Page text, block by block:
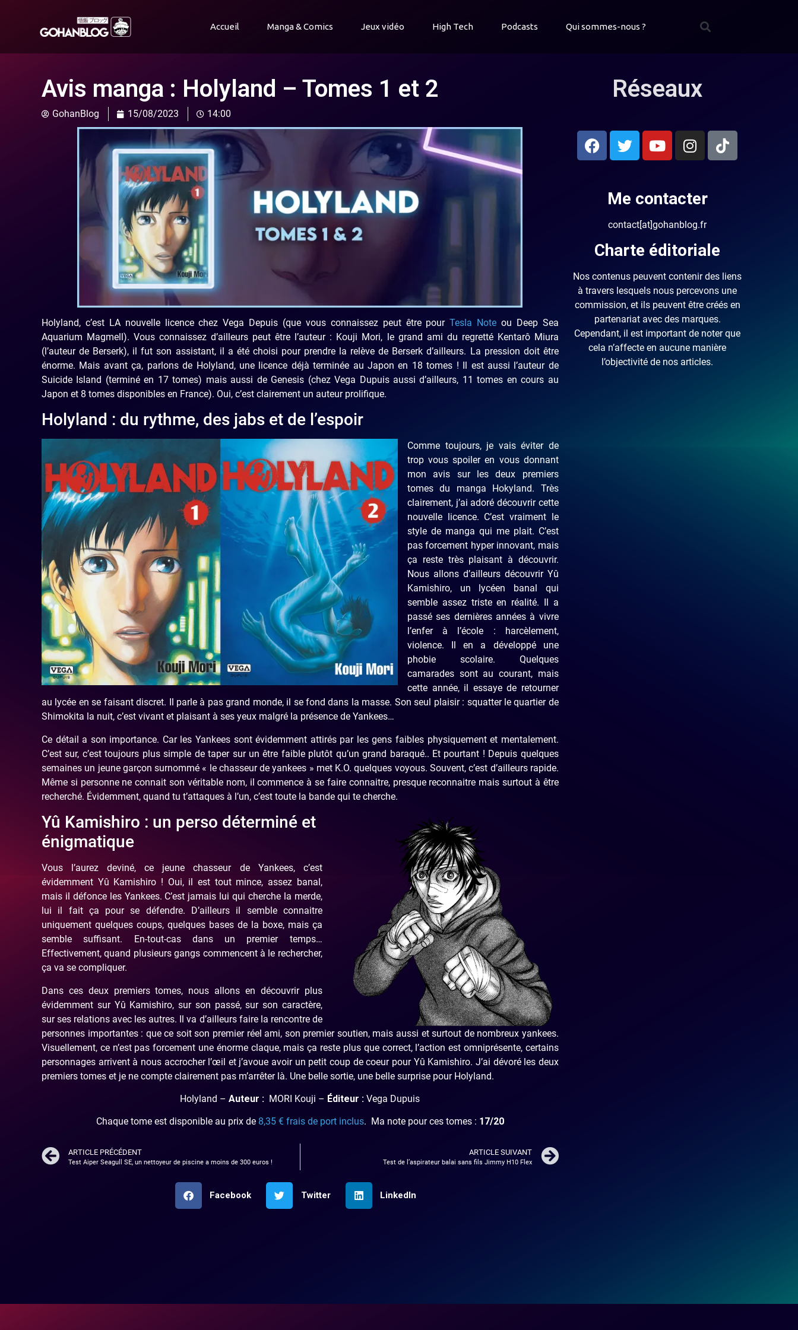
Accueil Manga & Comics Jeux vidéo High Tech Podcasts Qui sommes-nous ?
Avis manga : Holyland – Tomes 1 et 2
GohanBlog 15/08/2023 14:00
Holyland, c’est LA nouvelle licence chez Vega Depuis (que vous connaissez peut être pourTesla Note ou Deep Sea
Aquarium Magmell). Vous connaissez d’ailleurs peut être l’auteur : Kouji Mori, le grand ami du regretté Kentarô Miura
(l’auteur de Berserk), il fut son assistant, il a été choisi pour prendre la relève de Berserk d’ailleurs. La pression doit être
énorme. Mais avant ça, parlons de Holyland, une licence déjà terminée au Japon en 18 tomes ! Il est aussi l’auteur de
Suicide Island (terminé en 17 tomes) mais aussi de Genesis (chez Vega Dupuis aussi d’ailleurs, 11 tomes en cours au
Japon et 8 tomes disponibles en France). Oui, c’est clairement un auteur prolifique.
Holyland : du rythme, des jabs et de l’espoir
Comme toujours, je vais éviter de
trop vous spoiler en vous donnant
mon avis sur les deux premiers
tomes du manga Hokyland. Très
clairement, j’ai adoré découvrir cette
nouvelle licence. C’est vraiment le
style de manga qui me plait. C’est
pas forcement hyper innovant, mais
ça reste très plaisant à découvrir.
Nous allons d’ailleurs découvrir Yû
Kamishiro, un lycéen banal qui
semble assez triste en réalité. Il a
passé ses dernières années à vivre
l’enfer à l’école : harcèlement,
violence. Il en a développé une
phobie scolaire. Quelques
camarades sont au courant, mais
cette année, il essaye de retourner
au lycée en se faisant discret. Il parle à pas grand monde, il se fond dans la masse. Son seul plaisir : squatter le quartier de
Shimokita la nuit, c’est vivant et plaisant à ses yeux malgré la présence de Yankees…
Ce détail a son importance. Car les Yankees sont évidemment attirés par les gens faibles physiquement et mentalement.
C’est sur, c’est toujours plus simple de taper sur un être faible plutôt qu’un grand baraqué.. Et pourtant ! Depuis quelques
semaines un jeune garçon surnommé « le chasseur de yankees » met K.O. quelques voyous. Souvent, c’est d’ailleurs rapide.
Même si personne ne connait son véritable nom, il commence à se faire connaitre, presque reconnaitre mais surtout à être
recherché. Évidemment, quand tu t’attaques à l’un, c’est toute la bande qui te cherche.
Yû Kamishiro : un perso déterminé et
énigmatique
Vous l’aurez deviné, ce jeune chasseur de Yankees, c’est
évidemment Yû Kamishiro ! Oui, il est tout mince, assez banal,
mais il défonce les Yankees. C’est jamais lui qui cherche la merde,
lui il fait ça pour se défendre. D’ailleurs il semble connaitre
uniquement quelques coups, quelques bases de la boxe, mais ça
semble suffisant. En-tout-cas dans un premier temps…
Effectivement, quand plusieurs gangs commencent à le rechercher,
ça va se compliquer.
Dans ces deux premiers tomes, nous allons en découvrir plus
évidemment sur Yû Kamishiro, sur son passé, sur son caractère,
sur ses relations avec les autres. Il va d’ailleurs faire la rencontre de
personnes importantes : que ce soit son premier réel ami, son premier soutien, mais aussi et surtout de nombreux yankees.
Visuellement, ce n’est pas forcement une énorme claque, mais ça reste plus que correct, l’action est omniprésente, certains
personnages arrivent à nous accrocher l’œil et j’avoue avoir un petit coup de coeur pour Yû Kamishiro. J’ai dévoré les deux
premiers tomes et je ne compte clairement pas m’arrêter là. Une belle sortie, une belle surprise pour Holyland.
Holyland – Auteur : MORI Kouji – Éditeur :Vega Dupuis
Chaque tome est disponible au prix de 8,35 € frais de port inclus. Ma note pour ces tomes : 17/20
ARTICLE PRÉCÉDENT
Test Aiper Seagull SE, un nettoyeur de piscine a moins de 300 euros !
ARTICLE SUIVANT
Test de l’aspirateur balai sans fils Jimmy H10 Flex
Facebook Twitter LinkedIn
Réseaux
Me contacter
contact[at]gohanblog.fr
Charte éditoriale
Nos contenus peuvent contenir des liens
à travers lesquels nous percevons une
commission, et ils peuvent être créés en
partenariat avec des marques.
Cependant, il est important de noter que
cela n’affecte en aucune manière
l’objectivité de nos articles.